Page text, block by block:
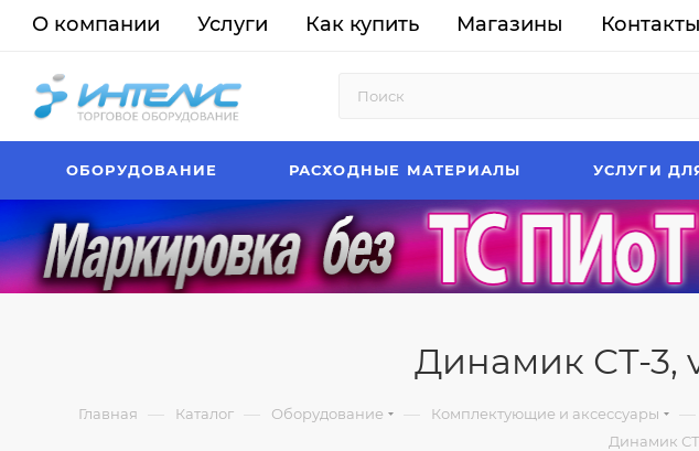
О компании Услуги Как купить Магазины Контакты
ОБОРУДОВАНИЕ РАСХОДНЫЕ МАТЕРИАЛЫ УСЛУГИ
Динамик СТ-3,
Главная — Каталог — Оборудование — Комплектующие и аксессуары —
Динамик